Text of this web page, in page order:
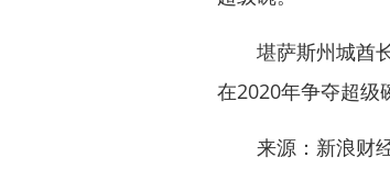
堪萨斯州城酋长
在2020年争夺超级
来源：新浪财